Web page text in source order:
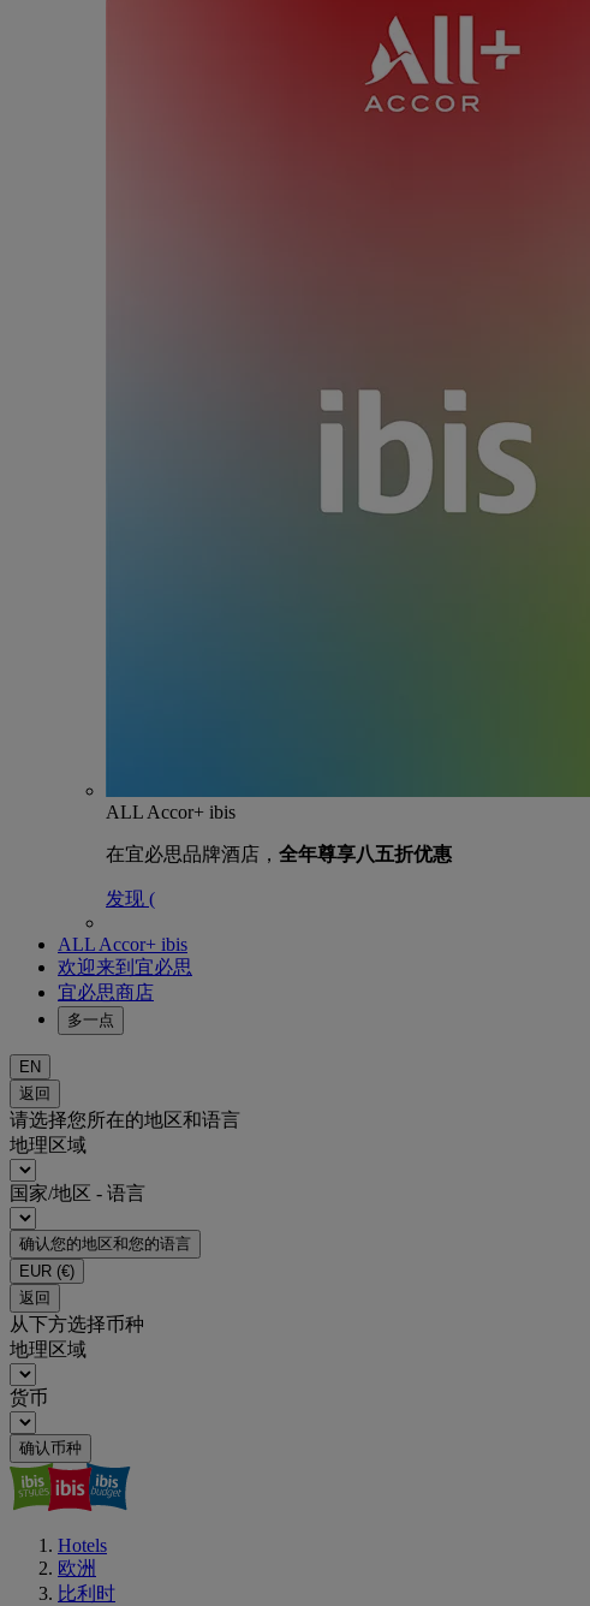
ALL Accor+ ibis
在宜必思品牌酒店， 全年尊享八五折优惠
发现 (
ALL Accor+ ibis
欢迎来到宜必思
宜必思商店
多一点
EN
返回
请选择您所在的地区和语言
地理区域
国家/地区 - 语言
确认您的地区和您的语言
EUR (€)
返回
从下方选择币种
地理区域
货币
确认币种
Hotels
欧洲
比利时